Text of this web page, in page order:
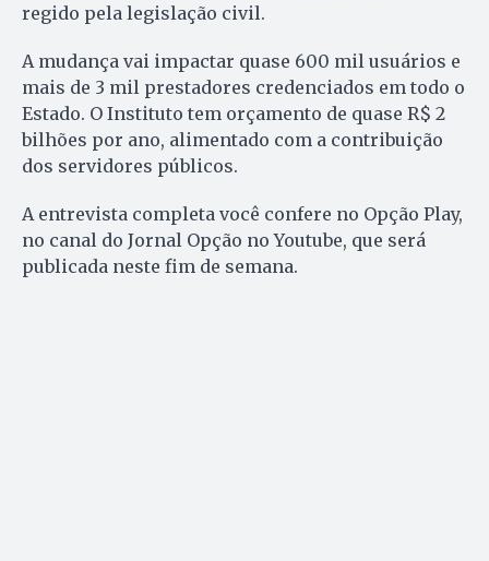
regido pela legislação civil.
A mudança vai impactar quase 600 mil usuários e
mais de 3 mil prestadores credenciados em todo o
Estado. O Instituto tem orçamento de quase R$ 2
bilhões por ano, alimentado com a contribuição
dos servidores públicos.
A entrevista completa você confere no Opção Play,
no canal do Jornal Opção no Youtube, que será
publicada neste fim de semana.